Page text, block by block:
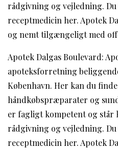
rådgivning og vejledning.
receptmedicin her. Apotek
og nemt tilgængeligt med
Apotek Dalgas Boulevard:
apoteksforretning
København. Her kan du
håndkøbspræparater og
er fagligt kompetent og
rådgivning og vejledning.
receptmedicin her. Apotek